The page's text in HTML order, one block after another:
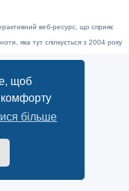
щоб
комфорту
більше
веб-ресурс, що сприяє
яка тут спілкується з 2004 року